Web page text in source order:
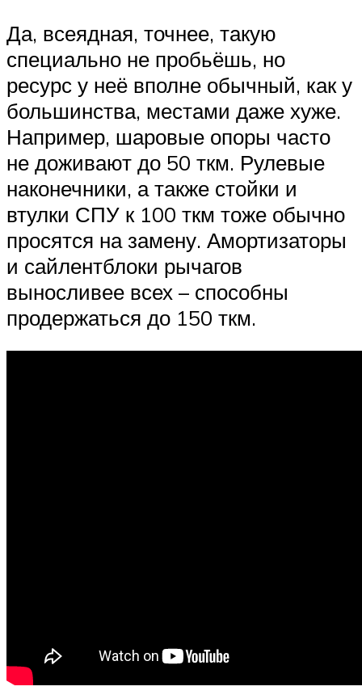
Да, всеядная, точнее, такую
специально не пробьёшь, но
ресурс у неё вполне обычный, как у
большинства, местами даже хуже.
Например, шаровые опоры часто
не доживают до 50 ткм. Рулевые
наконечники, а также стойки и
втулки СПУ к 100 ткм тоже обычно
просятся на замену. Амортизаторы
и сайлентблоки рычагов
выносливее всех – способны
продержаться до 150 ткм.